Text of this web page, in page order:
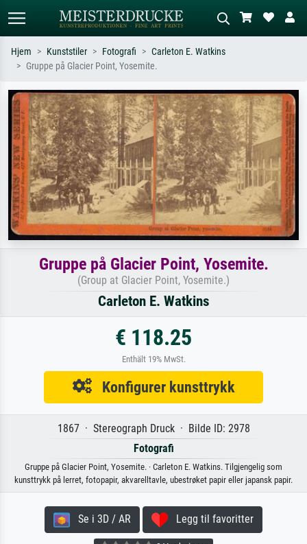
Søk etter kunstner, tittel eller stil – for
eksempel Monet, Stjernenatt,
impresjonisme, Hokusai-bølgen, akt.
Beskriv scenen – for eksempel grønn
eng, abstrakt med mye rødt, mørkt
oljemaleri, stående akt ved et tre.
Hjem Kunststiler Fotografi
Carleton E. Watkins
Gruppe på Glacier Point, Yosemite.
Gruppe på Glacier Point, Yosemite.
(Group at Glacier Point, Yosemite.)
Carleton E. Watkins
€ 118.25
Enthält 19% MwSt.
Konfigurer kunsttrykk
1867 · Stereograph Druck · Bilde ID: 2978
Fotografi
Gruppe på Glacier Point, Yosemite. · Carleton E. Watkins. Tilgjengelig som
kunsttrykk på lerret, fotopapir, akvarelltavle, ubestrøket papir eller japansk papir.
Se i 3D / AR Legg til favoritter